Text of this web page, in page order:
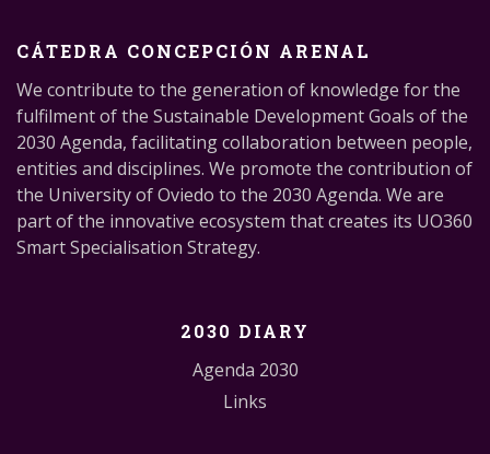
CÁTEDRA CONCEPCIÓN ARENAL
We contribute to the generation of knowledge for the
fulfilment of the Sustainable Development Goals of the
2030 Agenda, facilitating collaboration between people,
entities and disciplines. We promote the contribution of
the University of Oviedo to the 2030 Agenda. We are
part of the innovative ecosystem that creates its UO360
Smart Specialisation Strategy.
2030 DIARY
Agenda 2030
Links